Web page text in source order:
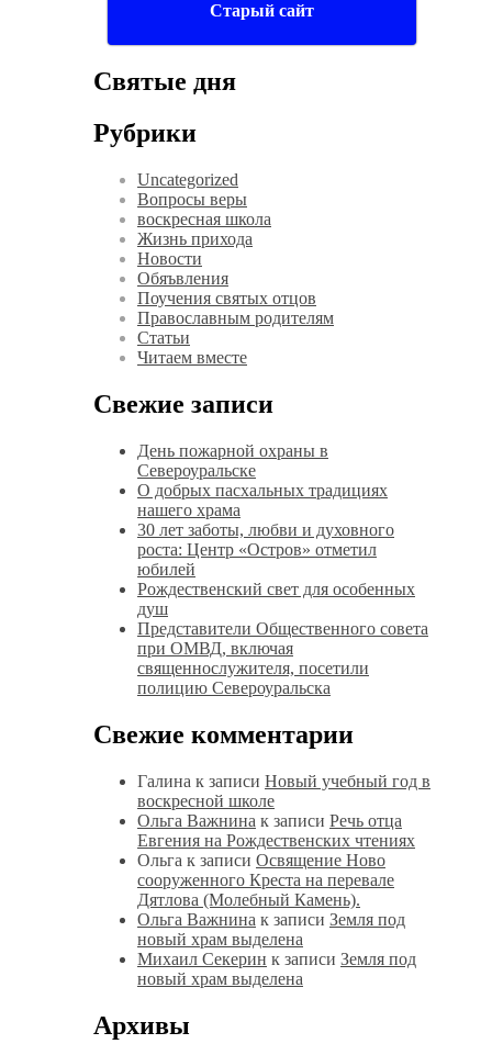
Старый сайт
Святые дня
Рубрики
Uncategorized
Вопросы веры
воскресная школа
Жизнь прихода
Новости
Обяъвления
Поучения святых отцов
Православным родителям
Статьи
Читаем вместе
Свежие записи
День пожарной охраны в
Североуральске
О добрых пасхальных традициях
нашего храма
30 лет заботы, любви и духовного
роста: Центр «Остров» отметил
юбилей
Рождественский свет для особенных
душ
Представители Общественного совета
при ОМВД, включая
священнослужителя, посетили
полицию Североуральска
Свежие комментарии
Галина к записи Новый учебный год в
воскресной школе
Ольга Важнина к записи Речь отца
Евгения на Рождественских чтениях
Ольга к записи Освящение Ново
сооруженного Креста на перевале
Дятлова (Молебный Камень).
Ольга Важнина к записи Земля под
новый храм выделена
Михаил Секерин к записи Земля под
новый храм выделена
Архивы